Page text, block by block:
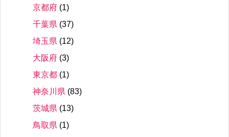
京都府 (1)
千葉県 (37)
埼玉県 (12)
大阪府 (3)
東京都 (1)
神奈川県 (83)
茨城県 (13)
鳥取県 (1)